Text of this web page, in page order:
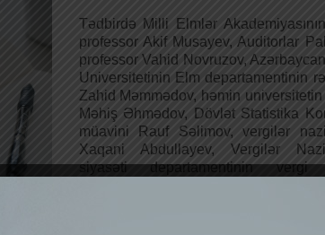
Tədbirdə Milli Elmlər
professor Akif Musayev, Auditorlar
professor Vahid Novruzov,
Universitetinin Elm departamentinin
Zahid Məmmədov, həmin
Məhiş Əhmədov, Dövlət Statistika
müavini Rauf Səlimov, vergilər
Xaqani Abdullayev, Vergilər
siyasəti departamentinin
makroiqtisadi təhlil idarəsinin
Dərgahov, Bakı Dövlət Universitetinin